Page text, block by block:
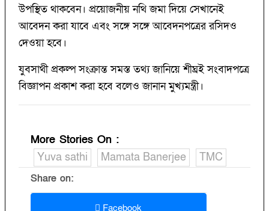
উপস্থিত থাকবেন। প্রয়োজনীয় নথি জমা দিয়ে সেখানেই
আবেদন করা যাবে এবং সঙ্গে সঙ্গে আবেদনপত্রের রসিদও
দেওয়া হবে।
যুবসাথী প্রকল্প সংক্রান্ত সমস্ত তথ্য জানিয়ে শীঘ্রই সংবাদপত্রে
বিজ্ঞাপন প্রকাশ করা হবে বলেও জানান মুখ্যমন্ত্রী।
More Stories On :
Yuva sathi
Mamata Banerjee TMC
Share on:
Facebook